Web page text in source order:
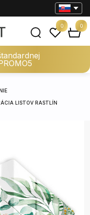
0 0
LISTOV RASTLÍN